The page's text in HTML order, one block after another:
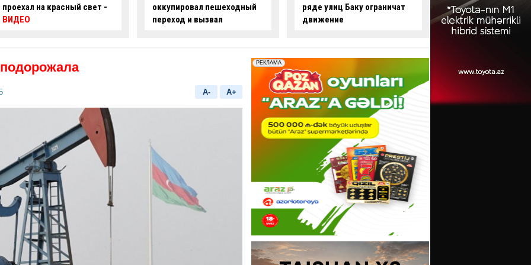
оккупировал пешеходный
переход и вызвал
ряде улиц Баку ограничат
движение
опасные действия за рулем
-ВИДЕО
произошло
ДТП: есть
пострадавший
подорожала
A- A+